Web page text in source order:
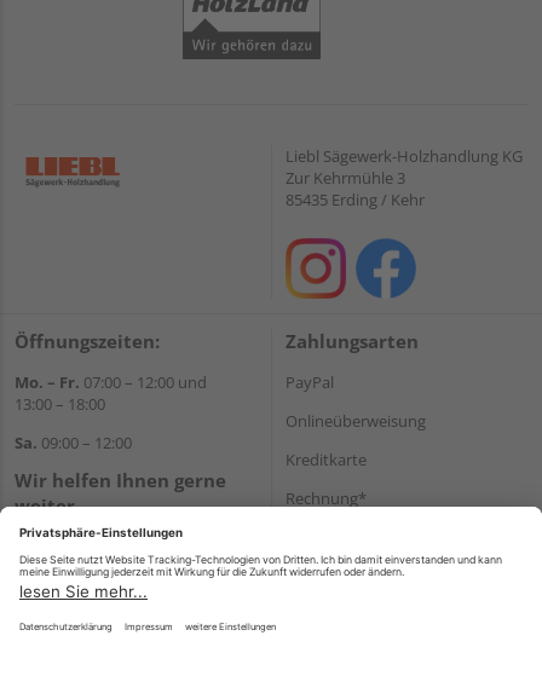
Liebl Sägewerk-Holzhandlung KG
Zur Kehrmühle 3
85435 Erding / Kehr
Öffnungszeiten:
Mo. – Fr. 07:00 – 12:00 und
13:00 – 18:00
Sa. 09:00 – 12:00
Wir helfen Ihnen gerne
weiter
Tel.:+49 8122 14197
E-Mail:vertrieb@holz-liebl.de
Zahlungsarten
PayPal
Onlineüberweisung
Kreditkarte
Rechnung*
Versand